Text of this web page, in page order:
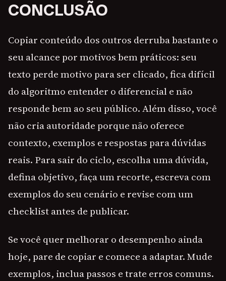
CONCLUSÃO
Copiar conteúdo dos outros derruba bastante o
seu alcance por motivos bem práticos: seu
texto perde motivo para ser clicado, fica difícil
do algoritmo entender o diferencial e não
responde bem ao seu público. Além disso, você
não cria autoridade porque não oferece
contexto, exemplos e respostas para dúvidas
reais. Para sair do ciclo, escolha uma dúvida,
defina objetivo, faça um recorte, escreva com
exemplos do seu cenário e revise com um
checklist antes de publicar.
Se você quer melhorar o desempenho ainda
hoje, pare de copiar e comece a adaptar. Mude
exemplos, inclua passos e trate erros comuns.